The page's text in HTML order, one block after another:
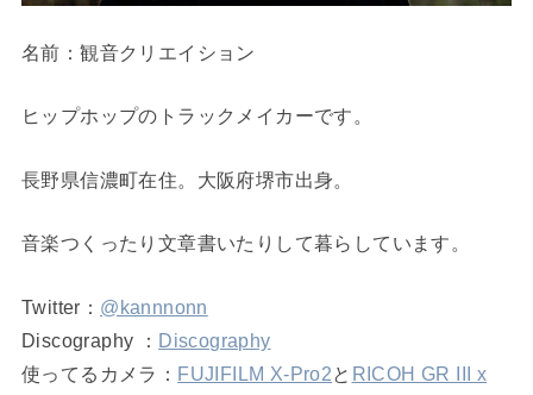
名前：観音クリエイション
ヒップホップのトラックメイカーです。
長野県信濃町在住。大阪府堺市出身。
音楽つくったり文章書いたりして暮らしています。
Twitter： @kannnonn
Discography ： Discography
使ってるカメラ： FUJIFILM X-Pro2と RICOH GR III x